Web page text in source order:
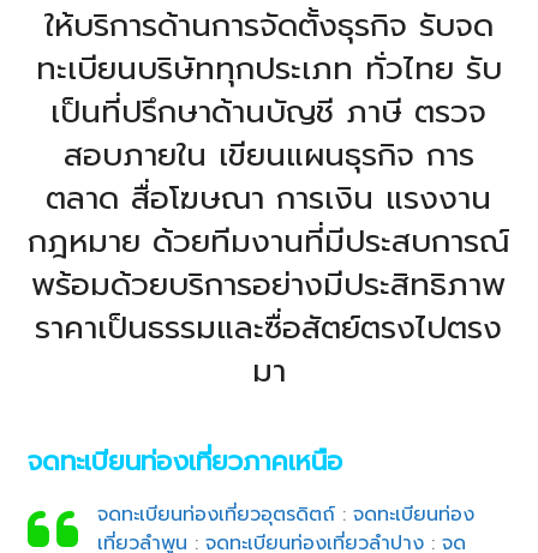
ให้บริการด้านการจัดตั้งธุรกิจ รับจด
ทะเบียนบริษัททุกประเภท ทั่วไทย รับ
เป็นที่ปรึกษาด้านบัญชี ภาษี ตรวจ
สอบภายใน เขียนแผนธุรกิจ การ
ตลาด สื่อโฆษณา การเงิน แรงงาน
กฎหมาย ด้วยทีมงานที่มีประสบการณ์
พร้อมด้วยบริการอย่างมีประสิทธิภาพ
ราคาเป็นธรรมและซื่อสัตย์ตรงไปตรง
มา
จดทะเบียนท่องเที่ยวภาคเหนือ
จดทะเบียนท่องเที่ยวอุตรดิตถ์: จดทะเบียนท่อง
เที่ยวลำพูน : จดทะเบียนท่องเที่ยวลำปาง: จด